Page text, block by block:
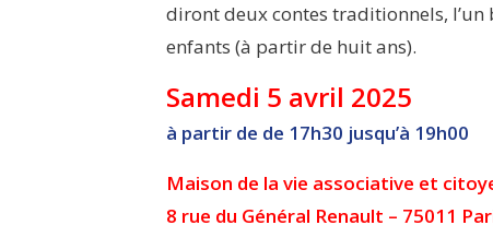
diront deux contes traditionnels,
enfants (à partir de huit ans).
Samedi 5 avril 2025
à partir de de 17h30 jusqu’à 19h00
Maison de la vie associative et
8 rue du Général Renault – 75011